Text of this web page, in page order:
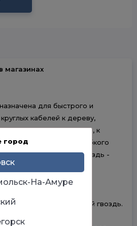
магазинах
для быстрого и
кабелей к дереву,
швам кирпичной кладки, к
Изготовлены из гибкого
полипропилена, гвоздь -
сталь.
корпус, оцинкованный гвоздь.
город
На-Амуре